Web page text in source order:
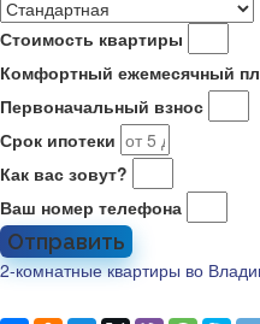
Стоимость квартиры
Комфортный ежемесячный
Первоначальный взнос
Срок ипотеки
Как вас зовут?
Ваш номер телефона
Отправить
2-комнатные квартиры во